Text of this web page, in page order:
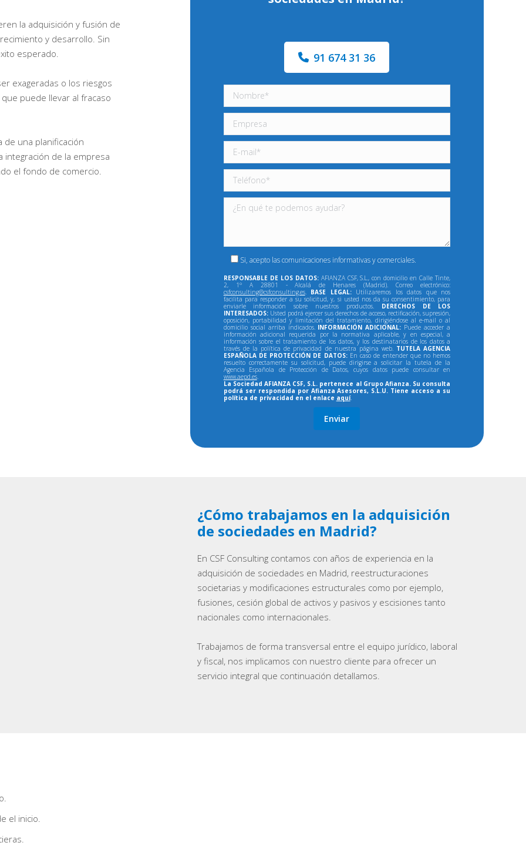
la adquisición y fusión de
y desarrollo. Sin
esperado.
exageradas o los riesgos
puede llevar al fracaso
de una planificación
integración de la empresa
el fondo de comercio.
91 674 31 36
Si, acepto las comunicaciones informativas y comerciales.
RESPONSABLE DE LOS DATOS:AFIANZA CSF, S.L., con domicilio en Calle Tinte,
2, 1º A 28801 - Alcalá de Henares (Madrid). Correo electrónico:
csfconsulting@csfconsulting.es. BASE LEGAL:Utilizaremos los datos que nos
facilita para responder a su solicitud, y, si usted nos da su consentimiento, para
enviarle información sobre nuestros productos. DERECHOS DE LOS
INTERESADOS:Usted podrá ejercer sus derechos de acceso, rectificación, supresión,
oposición, portabilidad y limitación del tratamiento, dirigiéndose al e-mail o al
domicilio social arriba indicados. INFORMACIÓN ADICIONAL: Puede acceder a
información adicional requerida por la normativa aplicable, y en especial, a
información sobre el tratamiento de los datos, y los destinatarios de los datos a
través de la política de privacidad de nuestra página web. TUTELA AGENCIA
ESPAÑOLA DE PROTECCIÓN DE DATOS:En caso de entender que no hemos
resuelto correctamente su solicitud, puede dirigirse a solicitar la tutela de la
Agencia Española de Protección de Datos, cuyos datos puede consultar en
www.aepd.es.
La Sociedad AFIANZA CSF, S.L. pertenece al Grupo Afianza. Su consulta
podrá ser respondida por Afianza Asesores, S.L.U. Tiene acceso a su
política de privacidad en el enlace aquí.
¿Cómo trabajamos en la adquisición
de sociedades en Madrid?
En CSF Consulting contamos con años de experiencia en la
adquisición de sociedades en Madrid, reestructuraciones
societarias y modificaciones estructurales como por ejemplo,
fusiones, cesión global de activos y pasivos y escisiones tanto
nacionales como internacionales.
Trabajamos de forma transversal entre el equipo jurídico, laboral
y fiscal, nos implicamos con nuestro cliente para ofrecer un
servicio integral que continuación detallamos.
el inicio.